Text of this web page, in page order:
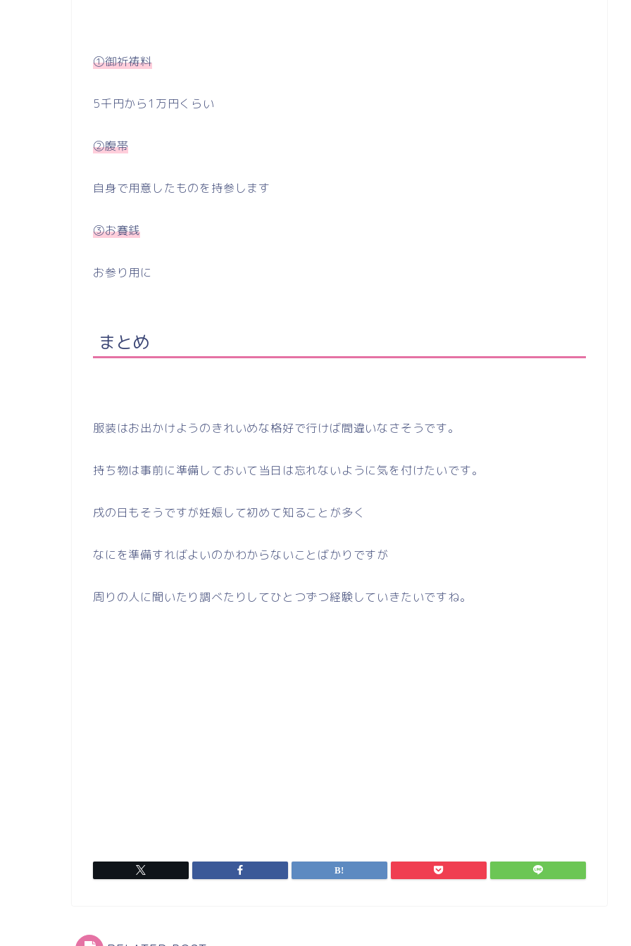
①御祈祷料
5千円から1万円くらい
②腹帯
自身で用意したものを持参します
③お賽銭
お参り用に
まとめ
服装はお出かけようのきれいめな格好で行けば間違いなさそうです。
持ち物は事前に準備しておいて当日は忘れないように気を付けたいです。
戌の日もそうですが妊娠して初めて知ることが多く
なにを準備すればよいのかわからないことばかりですが
周りの人に聞いたり調べたりしてひとつずつ経験していきたいですね。